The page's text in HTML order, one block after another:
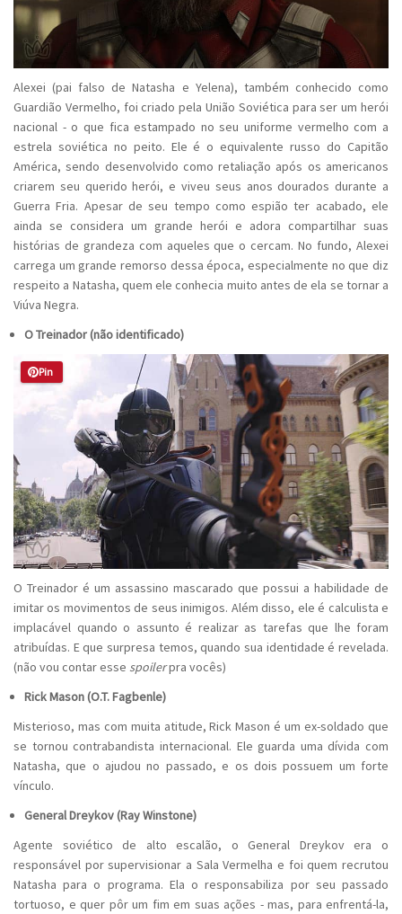
Alexei (pai falso de Natasha e Yelena), também conhecido como
Guardião Vermelho, foi criado pela União Soviética para ser um herói
nacional - o que fica estampado no seu uniforme vermelho com a
estrela soviética no peito. Ele é o equivalente russo do Capitão
América, sendo desenvolvido como retaliação após os americanos
criarem seu querido herói, e viveu seus anos dourados durante a
Guerra Fria. Apesar de seu tempo como espião ter acabado, ele
ainda se considera um grande herói e adora compartilhar suas
histórias de grandeza com aqueles que o cercam. No fundo, Alexei
carrega um grande remorso dessa época, especialmente no que diz
respeito a Natasha, quem ele conhecia muito antes de ela se tornar a
Viúva Negra.
O Treinador (não identificado)
Pin
O Treinador é um assassino mascarado que possui a habilidade de
imitar os movimentos de seus inimigos. Além disso, ele é calculista e
implacável quando o assunto é realizar as tarefas que lhe foram
atribuídas. E que surpresa temos, quando sua identidade é revelada.
(não vou contar esse spoilerpra vocês)
Rick Mason (O.T. Fagbenle)
Misterioso, mas com muita atitude, Rick Mason é um ex-soldado que
se tornou contrabandista internacional. Ele guarda uma dívida com
Natasha, que o ajudou no passado, e os dois possuem um forte
vínculo.
General Dreykov (Ray Winstone)
Agente soviético de alto escalão, o General Dreykov era o
responsável por supervisionar a Sala Vermelha e foi quem recrutou
Natasha para o programa. Ela o responsabiliza por seu passado
tortuoso, e quer pôr um fim em suas ações - mas, para enfrentá-la,